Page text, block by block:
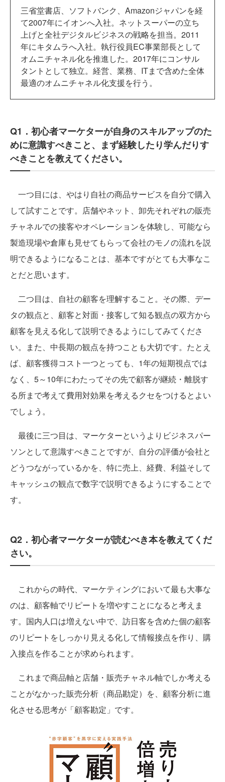
三省堂書店、ソフトバンク、Amazonジャパンを経
て2007年にイオンへ入社。ネットスーパーの立ち
上げと全社デジタルビジネスの戦略を担当。2011
年にキタムラへ入社。執行役員EC事業部長として
オムニチャネル化を推進した。2017年にコンサル
タントとして独立。経営、業務、ITまで含めた全体
最適のオムニチャネル化支援を行う。
Q1．初心者マーケターが自身のスキルアップのた
めに意識すべきこと、まず経験したり学んだりす
べきことを教えてください。
一つ目には、やはり自社の商品サービスを自分で購入
して試すことです。店舗やネット、卸先それぞれの販売
チャネルでの接客やオペレーションを体験し、可能なら
製造現場や倉庫も見せてもらって会社のモノの流れを説
明できるようになることは、基本ですがとても大事なこ
とだと思います。
二つ目は、自社の顧客を理解すること。その際、デー
タの観点と、顧客と対面・接客して知る観点の双方から
顧客を見える化して説明できるようにしてみてくださ
い。また、中長期の観点を持つことも大切です。たとえ
ば、顧客獲得コスト一つとっても、1年の短期視点では
なく、5～10年にわたってその先で顧客が継続・離脱す
る所まで考えて費用対効果を考えるクセをつけるとよい
でしょう。
最後に三つ目は、マーケターというよりビジネスパー
ソンとして意識すべきことですが、自分の評価が会社と
どうつながっているかを、特に売上、経費、利益そして
キャッシュの観点で数字で説明できるようにすることで
す。
Q2．初心者マーケターが読むべき本を教えてくだ
さい。
これからの時代、マーケティングにおいて最も大事な
のは、顧客軸でリピートを増やすことになると考えま
す。国内人口は増えない中で、訪日客を含めた個の顧客
のリピートをしっかり見える化して情報接点を作り、購
入接点を作ることが求められます。
これまで商品軸と店舗・販売チャネル軸でしか考える
ことがなかった販売分析（商品勘定）を、顧客分析に進
化させる思考が「顧客勘定」です。